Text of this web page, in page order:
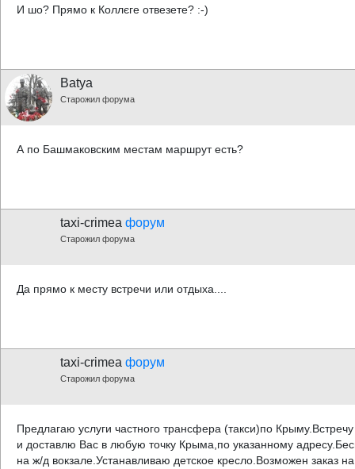
И шо? Прямо к Коллєге отвезете? :-)
Batya
Старожил форума
А по Башмаковским местам маршрут есть?
taxi-crimea форум
Старожил форума
Да прямо к месту встречи или отдыха....
taxi-crimea форум
Старожил форума
Предлагаю услуги частного трансфера (такси)по
и доставлю Вас в любую точку Крыма,по указанному
на ж/д вокзале.Устанавливаю детское кресло.Возможен заказ